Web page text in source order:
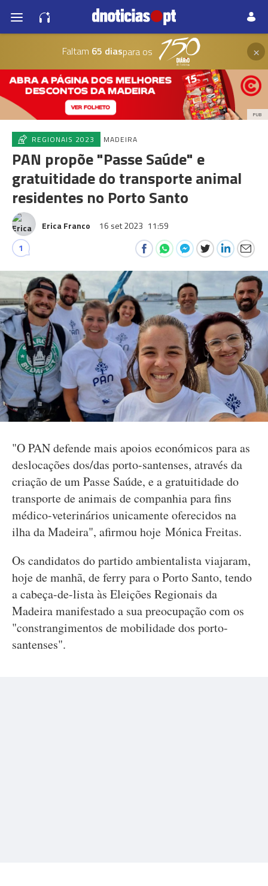
Faltam 65 diaspara os ×
PUB
REGIONAIS 2023 MADEIRA
PAN propõe "Passe Saúde" e
gratuitidade do transporte animal
residentes no Porto Santo
Erica Franco 16 set 2023 11:59
1
"O PAN defende mais apoios económicos para as
deslocações dos/das porto-santenses, através da
criação de um Passe Saúde, e a gratuitidade do
transporte de animais de companhia para fins
médico-veterinários unicamente oferecidos na
ilha da Madeira", afirmou hoje Mónica Freitas.
Os candidatos do partido ambientalista viajaram,
hoje de manhã, de ferry para o Porto Santo, tendo
a cabeça-de-lista às Eleições Regionais da
Madeira manifestado a sua preocupação com os
"constrangimentos de mobilidade dos porto-
santenses".